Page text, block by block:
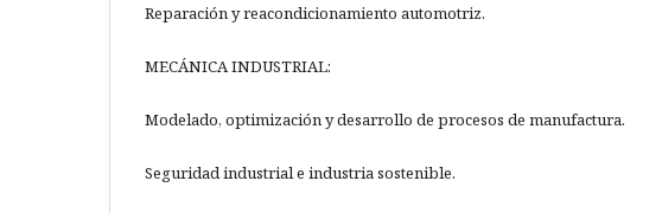
Reparación y reacondicionamiento automotriz.
MECÁNICA INDUSTRIAL:
Modelado, optimización y desarrollo de procesos de manufactura.
Seguridad industrial e industria sostenible.